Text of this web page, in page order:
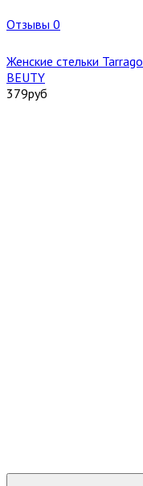
Отзывы 0
Женские стельки
BEUTY
379руб